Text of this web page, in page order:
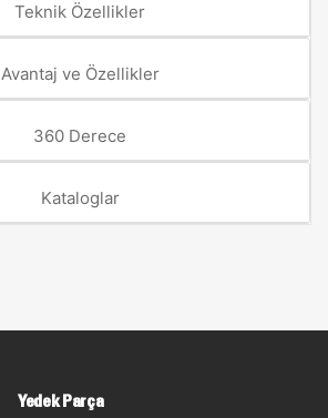
Teknik Özellikler
Avantaj ve Özellikler
360 Derece
Kataloglar
Yedek Parça